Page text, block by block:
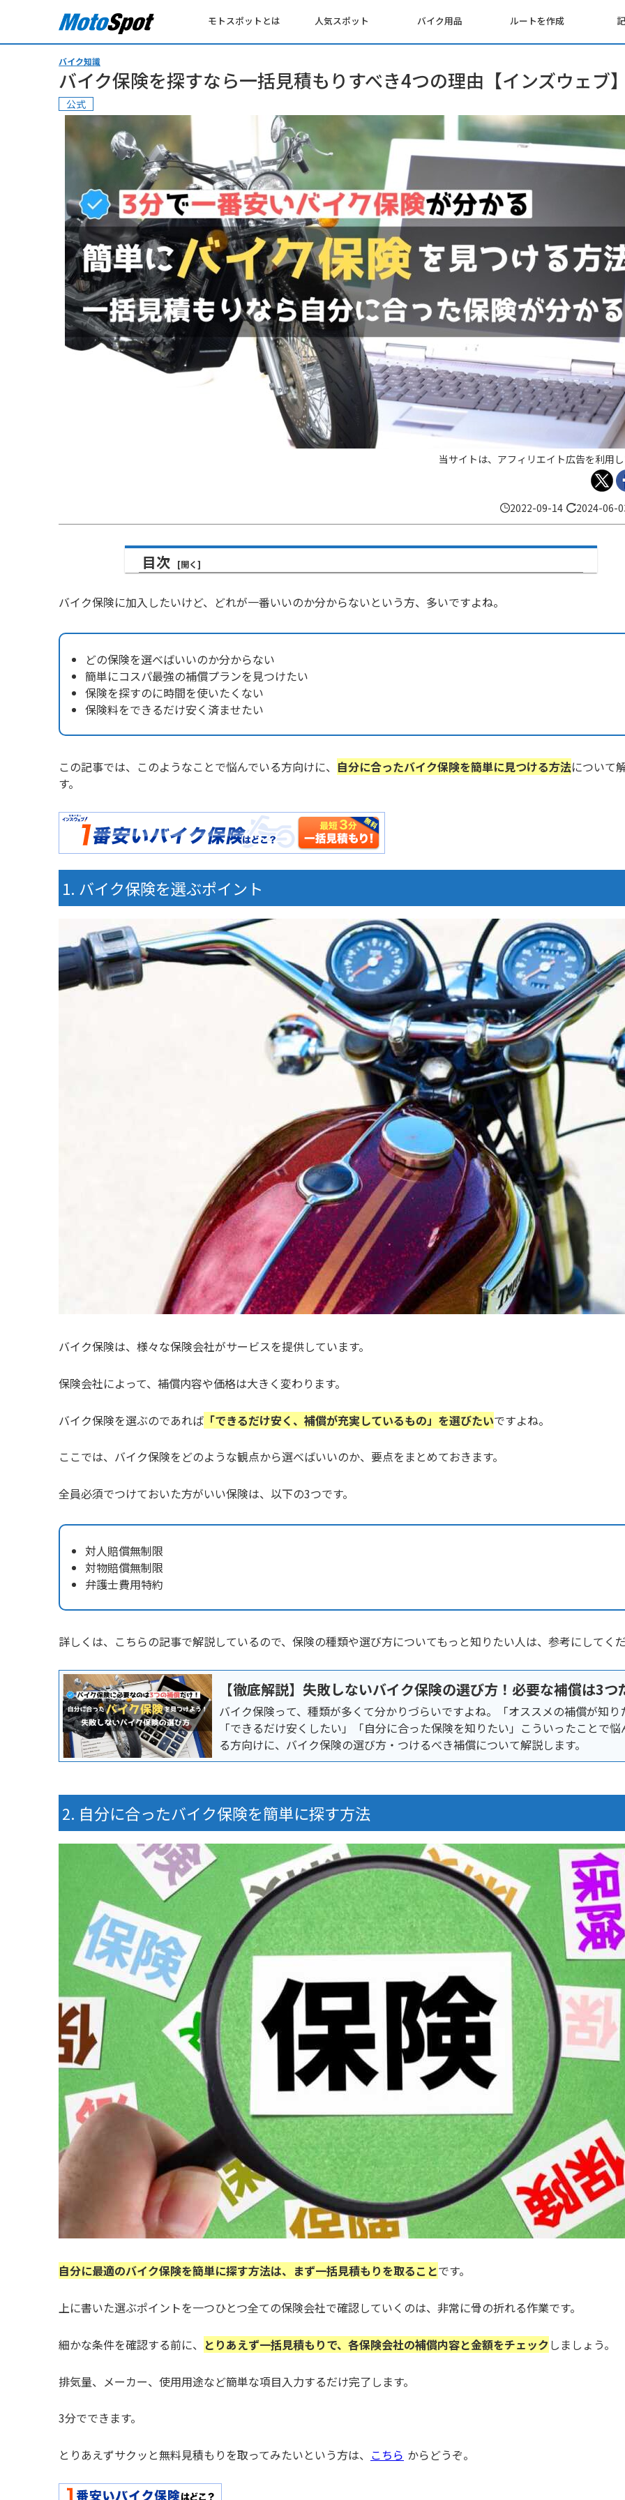
モトスポットとは 人気スポット バイク用品 ルートを作成
バイク知識
バイク保険を探すなら一括見積もりすべき4つの理由【インズウェブ
公式
当サイトは、アフィリエイト広告を利用
2022-09-14 2024-06-
目次
バイク保険に加入したいけど、どれが一番いいのか分からないという方、多いですよね。
どの保険を選べばいいのか分からない
簡単にコスパ最強の補償プランを見つけたい
保険を探すのに時間を使いたくない
保険料をできるだけ安く済ませたい
この記事では、このようなことで悩んでいる方向けに、 自分に合ったバイク保険を簡単に見つける方法について
す。
バイク保険を選ぶポイント
バイク保険は、様々な保険会社がサービスを提供しています。
保険会社によって、補償内容や価格は大きく変わります。
バイク保険を選ぶのであれば 「できるだけ安く、補償が充実しているもの」を選びたいですよね。
ここでは、バイク保険をどのような観点から選べばいいのか、要点をまとめておきます。
全員必須でつけておいた方がいい保険は、以下の3つです。
対人賠償無制限
対物賠償無制限
弁護士費用特約
詳しくは、こちらの記事で解説しているので、保険の種類や選び方についてもっと知りたい人は、参考にしてく
【徹底解説】失敗しないバイク保険の選び方！必要な補償は3つ
バイク保険って、種類が多くて分かりづらいですよね。「オススメの補償が知り
「できるだけ安くしたい」「自分に合った保険を知りたい」こういったことで悩
る方向けに、バイク保険の選び方・つけるべき補償について解説します。
自分に合ったバイク保険を簡単に探す方法
自分に最適のバイク保険を簡単に探す方法は、まず一括見積もりを取ることです。
上に書いた選ぶポイントを一つひとつ全ての保険会社で確認していくのは、非常に骨の折れる作業です。
細かな条件を確認する前に、 とりあえず一括見積もりで、各保険会社の補償内容と金額をチェックしましょう。
排気量、メーカー、使用用途など簡単な項目入力するだけ完了します。
3分でできます。
とりあえずサクッと無料見積もりを取ってみたいという方は、 こちら からどうぞ。